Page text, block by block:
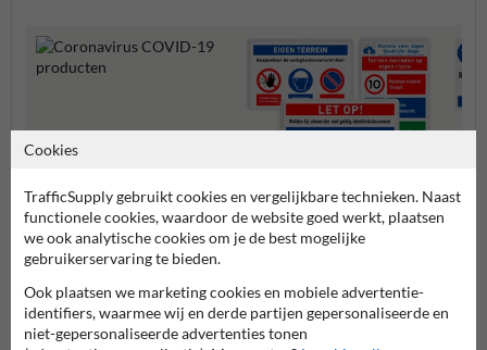
Coronavirus COVID-19
producten
Cookies
TrafficSupply gebruikt cookies en vergelijkbare technieken. Naast
functionele cookies, waardoor de website goed werkt, plaatsen
we ook analytische cookies om je de best mogelijke
gebruikerservaring te bieden.
Ook plaatsen we marketing cookies en mobiele advertentie-
identifiers, waarmee wij en derde partijen gepersonaliseerde en
niet-gepersonaliseerde advertenties tonen